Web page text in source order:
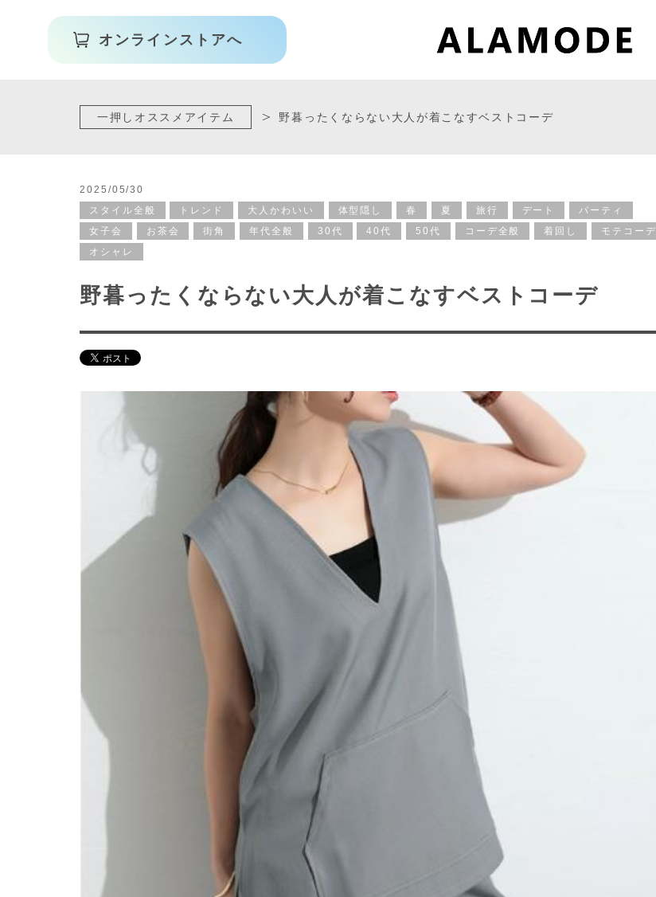
オンラインストアへ
一押しオススメアイテム 野暮ったくならない大人が着こなすベストコーデ
2025/05/30
スタイル全般
トレンド 大人かわいい 体型隠し 春 夏 旅行 デート
パーティ
女子会
お茶会 街角 年代全般 30代 40代 50代 コーデ全般 着回し
モテコーデ
オシャレ
野暮ったくならない大人が着こなすベストコーデ